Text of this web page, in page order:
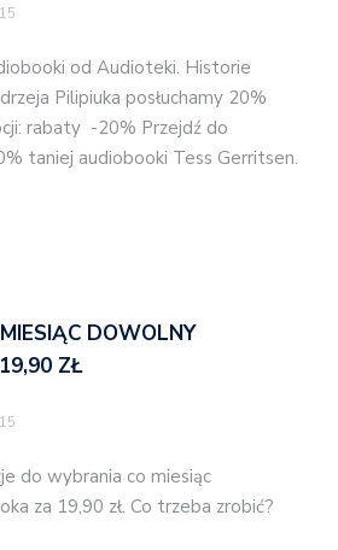
od Audioteki. Historie
Pilipiuka posłuchamy 20%
rabaty -20% Przejdź do
taniej audiobooki Tess Gerritsen.
DOWOLNY
ZŁ
do wybrania co miesiąc
za 19,90 zł. Co trzeba zrobić?